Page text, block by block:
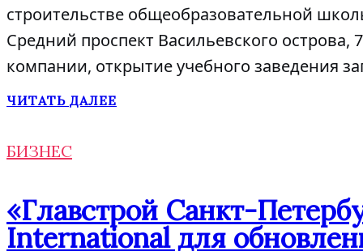
строительстве общеобразовательной
Средний проспект Васильевского острова,
компании, открытие учебного заведения
ЧИТАТЬ ДАЛЕЕ
БИЗНЕС
«Главстрой Санкт-
International для